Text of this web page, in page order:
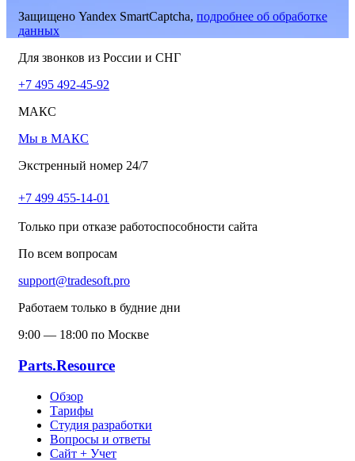
Защищено Yandex SmartCaptcha, подробнее об обработке
данных
Для звонков из России и СНГ
+7 495 492-45-92
МАКС
Мы в МАКС
Экстренный номер 24/7
+7 499 455-14-01
Только при отказе работоспособности сайта
По всем вопросам
support@tradesoft.pro
Работаем только в будние дни
9:00 — 18:00 по Москве
Parts.Resource
Обзор
Тарифы
Студия разработки
Вопросы и ответы
Сайт + Учет